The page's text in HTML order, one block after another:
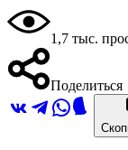
1,7 тыс.
Поделиться